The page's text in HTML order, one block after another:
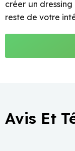
créer un
reste de votre
Avis Et